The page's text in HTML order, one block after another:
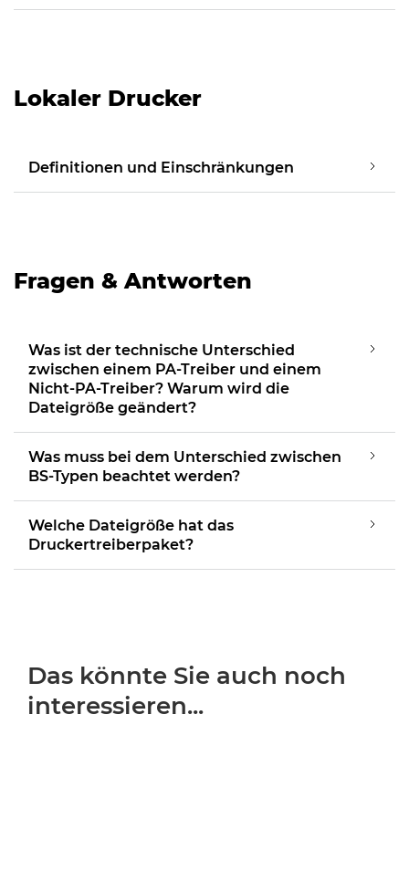
Lokaler Drucker
Definitionen und Einschränkungen
Fragen & Antworten
Was ist der technische Unterschied
zwischen einem PA-Treiber und einem
Nicht-PA-Treiber? Warum wird die
Dateigröße geändert?
Was muss bei dem Unterschied zwischen
BS-Typen beachtet werden?
Welche Dateigröße hat das
Druckertreiberpaket?
Das könnte Sie auch noch
interessieren...